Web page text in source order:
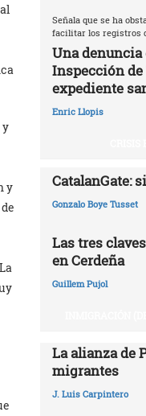
y
y
Señala que se ha
facilitar los registros
Una denuncia
Inspección
expediente
Enric Llopis
CatalanGate:
Gonzalo Boye Tusset
Las tres
en Cerdeña
Guillem Pujol
La alianza de
migrantes
J. Luis Carpintero